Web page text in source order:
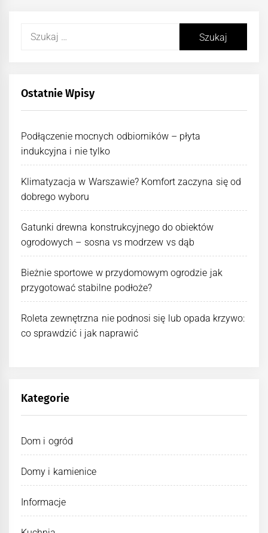
Szukaj:
Ostatnie Wpisy
Podłączenie mocnych odbiorników – płyta
indukcyjna i nie tylko
Klimatyzacja w Warszawie? Komfort zaczyna się od
dobrego wyboru
Gatunki drewna konstrukcyjnego do obiektów
ogrodowych – sosna vs modrzew vs dąb
Bieżnie sportowe w przydomowym ogrodzie jak
przygotować stabilne podłoże?
Roleta zewnętrzna nie podnosi się lub opada krzywo:
co sprawdzić i jak naprawić
Kategorie
Dom i ogród
Domy i kamienice
Informacje